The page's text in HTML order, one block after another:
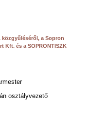
a Sopron
Kft. és a SOPRONTISZK